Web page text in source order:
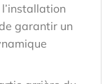
garantir un